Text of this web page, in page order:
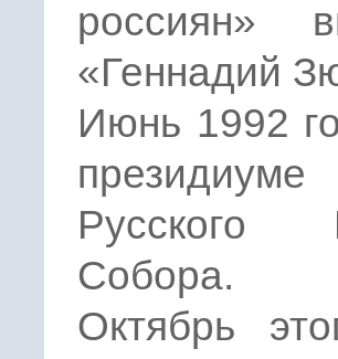
россиян»
«Геннадий
Июнь 1992
Русского
Собора.
Октябрь